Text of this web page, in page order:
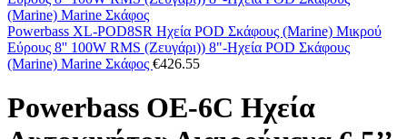
Powerbass XL-POD8SR Ηχεία POD Σκάφους (Marine) Μικρού
Εύρους 8'' 100W RMS (Ζευγάρι)) 8"-Ηχεία POD Σκάφους
(Marine) Marine Σκάφος €426.55
Powerbass OE-6C Ηχεία